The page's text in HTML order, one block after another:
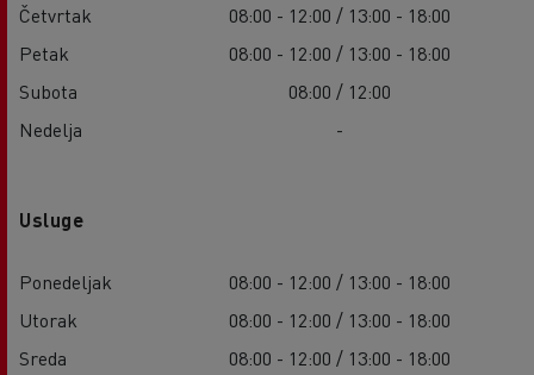
Četvrtak
08:00 - 12:00 / 13:00 - 18:00
Petak
08:00 - 12:00 / 13:00 - 18:00
Subota
08:00 / 12:00
Nedelja
-
Usluge
Ponedeljak
08:00 - 12:00 / 13:00 - 18:00
Utorak
08:00 - 12:00 / 13:00 - 18:00
Sreda
08:00 - 12:00 / 13:00 - 18:00